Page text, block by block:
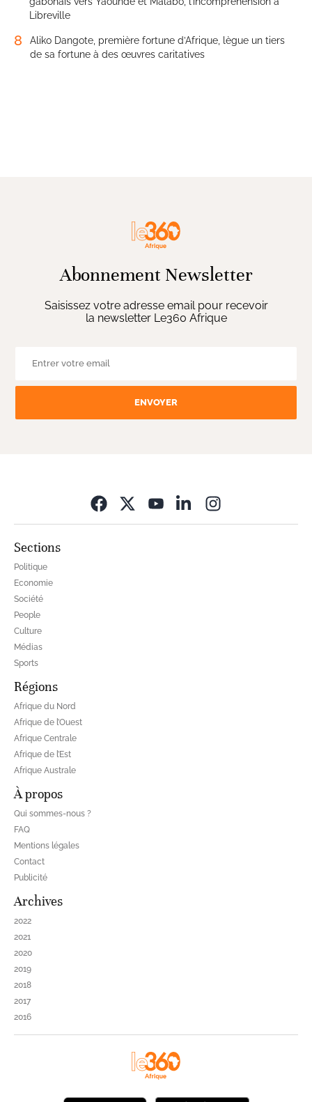
Libreville
8
Aliko Dangote, première fortune d’Afrique, lègue un tiers
de sa fortune à des œuvres caritatives
Abonnement Newsletter
Saisissez votre adresse email pour recevoir
la newsletter Le360 Afrique
ENVOYER
Sections
Politique
Economie
Société
People
Culture
Médias
Sports
Régions
Afrique du Nord
Afrique de l’Ouest
Afrique Centrale
Afrique de l’Est
Afrique Australe
À propos
Qui sommes-nous ?
FAQ
Mentions légales
Contact
Publicité
Archives
2022
2021
2020
2019
2018
2017
2016